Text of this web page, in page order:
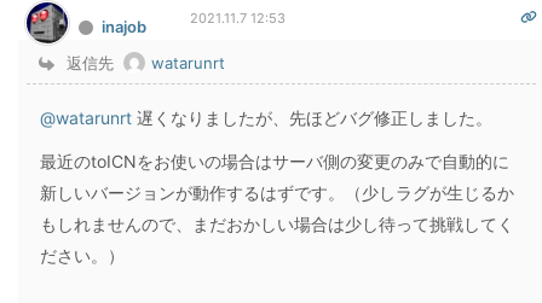
inajob 2021.11.7 12:53
返信先 watarunrt
@watarunrt 遅くなりましたが、先ほどバグ修正しました。
最近のtoICNをお使いの場合はサーバ側の変更のみで自動的に
新しいバージョンが動作するはずです。（少しラグが生じるか
もしれませんので、まだおかしい場合は少し待って挑戦してく
ださい。）